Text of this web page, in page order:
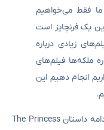
فقط می‌خواهیم
یک فرنچایز است
زیادی درباره
ملکه‌ها فیلم‌های
انجام دهیم این
اظهارات لیم، دیدگاه او را نسبت به چگونگی ادامه داستان The Princess